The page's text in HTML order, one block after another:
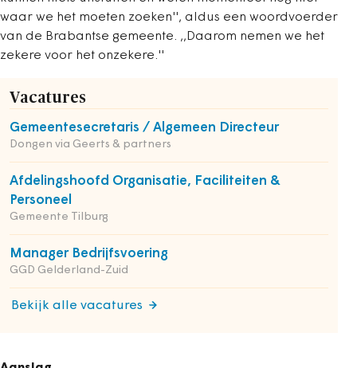
waar we het moeten zoeken'', aldus een woordvoerder
van de Brabantse gemeente. ,,Daarom nemen we het
zekere voor het onzekere.''
Vacatures
Gemeentesecretaris / Algemeen Directeur
Dongen via Geerts & partners
Afdelingshoofd Organisatie, Faciliteiten &
Personeel
Gemeente Tilburg
Manager Bedrijfsvoering
GGD Gelderland-Zuid
Bekijk alle vacatures